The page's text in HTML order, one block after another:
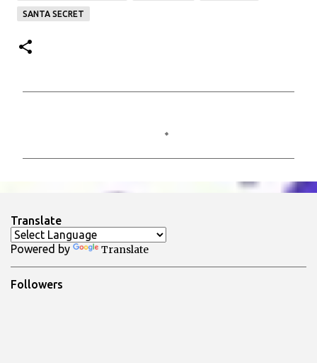
SANTA SECRET
t
i
Translate
Powered by Translate
Followers